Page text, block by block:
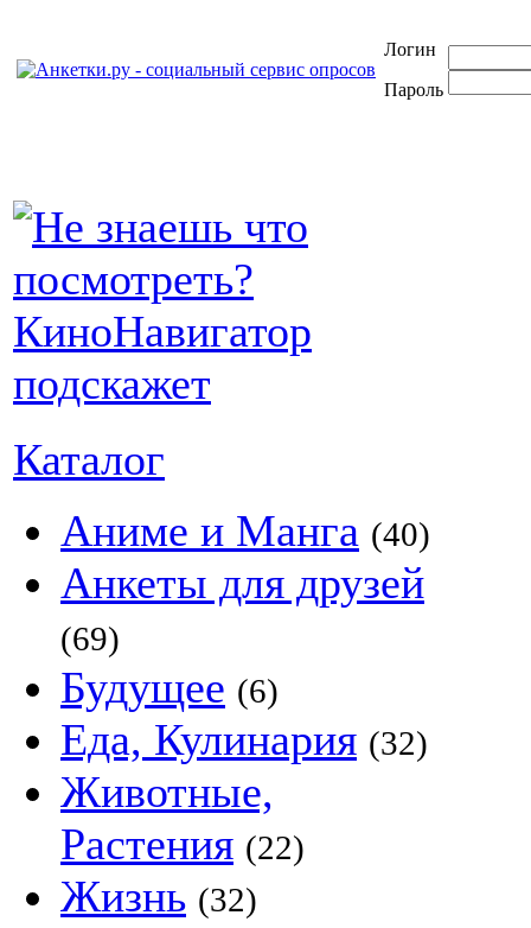
Логин
Пароль
Каталог
Аниме и Манга (40)
Анкеты для друзей
(69)
Будущее (6)
Еда, Кулинария (32)
Животные,
Растения (22)
Жизнь (32)